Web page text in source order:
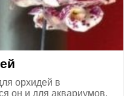
орхидей в
он и для аквариумов,